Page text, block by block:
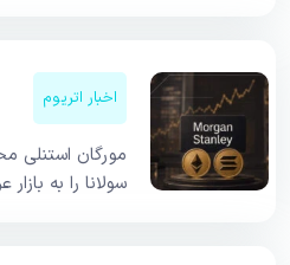
اخبار اتریوم
مورگان استنلی
سولانا را به